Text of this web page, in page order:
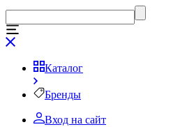
Каталог
Бренды
Вход на сайт